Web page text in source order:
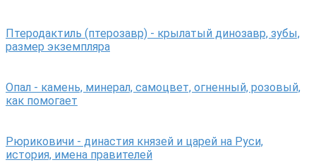
Птеродактиль (птерозавр) - крылатый динозавр, зубы,
размер экземпляра
Опал - камень, минерал, самоцвет, огненный, розовый,
как помогает
Рюриковичи - династия князей и царей на Руси,
история, имена правителей